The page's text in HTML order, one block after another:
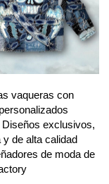
vaqueras con
Diseños exclusivos,
y de alta calidad
de moda de